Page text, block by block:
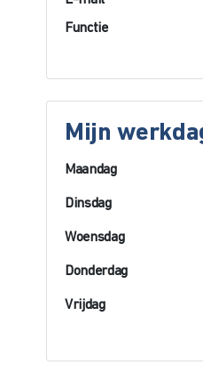
Functie
Mijn
Maandag
Dinsdag
Woensdag
Donderdag
Vrijdag